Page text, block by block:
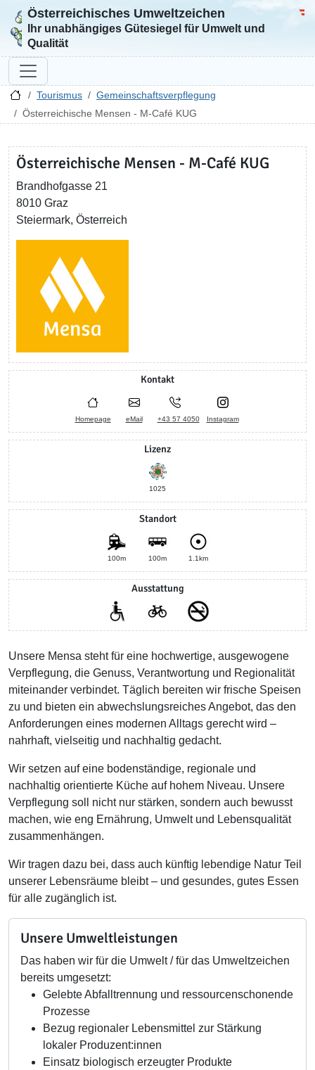
Zur Startseite
Österreichisches Umweltzeichen
Ihr unabhängiges Gütesiegel für Umwelt und
Qualität
Tourismus
Gemeinschaftsverpflegung
Österreichische Mensen - M-Café KUG
Österreichische Mensen - M-Café KUG
Brandhofgasse 21
8010 Graz
Steiermark, Österreich
Kontakt
Homepage eMail +43 57 4050 Instagram
Lizenz
1025
Standort
100m 100m 1.1km
Ausstattung
Unsere Mensa steht für eine hochwertige, ausgewogene
Verpflegung, die Genuss, Verantwortung und Regionalität
miteinander verbindet. Täglich bereiten wir frische Speisen
zu und bieten ein abwechslungsreiches Angebot, das den
Anforderungen eines modernen Alltags gerecht wird –
nahrhaft, vielseitig und nachhaltig gedacht.
Wir setzen auf eine bodenständige, regionale und
nachhaltig orientierte Küche auf hohem Niveau. Unsere
Verpflegung soll nicht nur stärken, sondern auch bewusst
machen, wie eng Ernährung, Umwelt und Lebensqualität
zusammenhängen.
Wir tragen dazu bei, dass auch künftig lebendige Natur Teil
unserer Lebensräume bleibt – und gesundes, gutes Essen
für alle zugänglich ist.
Unsere Umweltleistungen
Das haben wir für die Umwelt / für das Umweltzeichen
bereits umgesetzt:
Gelebte Abfalltrennung und ressourcenschonende
Prozesse
Bezug regionaler Lebensmittel zur Stärkung
lokaler Produzent:innen
Einsatz biologisch erzeugter Produkte